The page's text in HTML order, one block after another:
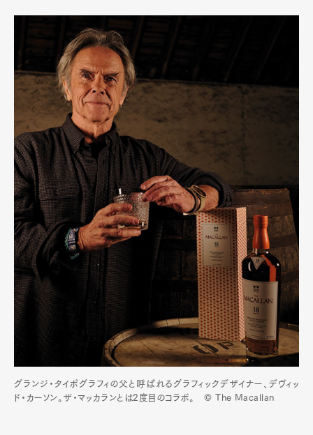
グランジ・タイポグラフィの父と呼ばれるグラフィックデザイナー、デヴィッ
ド・カーソン。ザ・マッカランとは2度目のコラボ。 © The Macallan